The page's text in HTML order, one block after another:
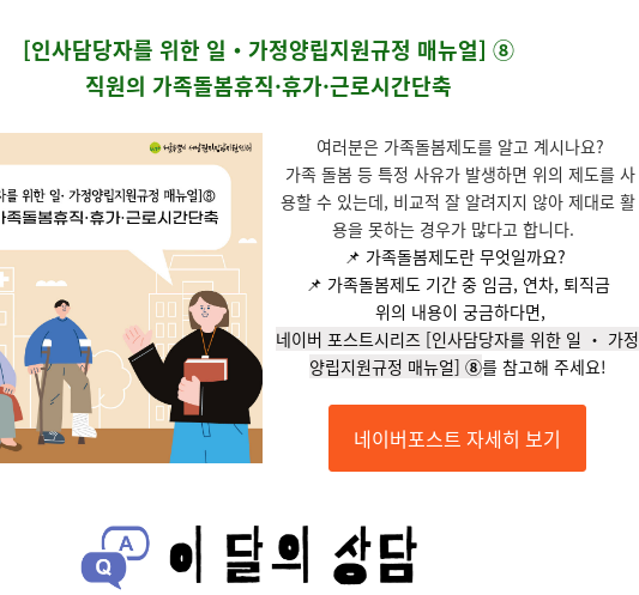
[인사담당자를 위한 일‧가정양립지원규정 매뉴얼] ⑧
직원의 가족돌봄휴직·휴가·근로시간단축
여러분은 가족돌봄제도를 알고 계시나요?
가족 돌봄 등 특정 사유가 발생하면 위의 제도를 사
용할 수 있는데, 비교적 잘 알려지지 않아 제대로 활
용을 못하는 경우가 많다고 합니다.
📌 가족돌봄제도란 무엇일까요?
📌 가족돌봄제도 기간 중 임금, 연차, 퇴직금
위의 내용이 궁금하다면,
네이버 포스트시리즈 [인사담당자를 위한 일 ‧ 가정
양립지원규정 매뉴얼] ⑧를 참고해 주세요!
네이버포스트 자세히 보기